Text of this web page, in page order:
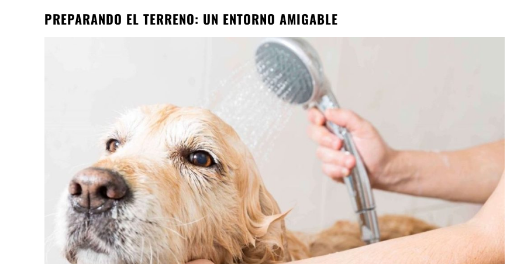
PREPARANDO EL TERRENO: UN ENTORNO AMIGABLE